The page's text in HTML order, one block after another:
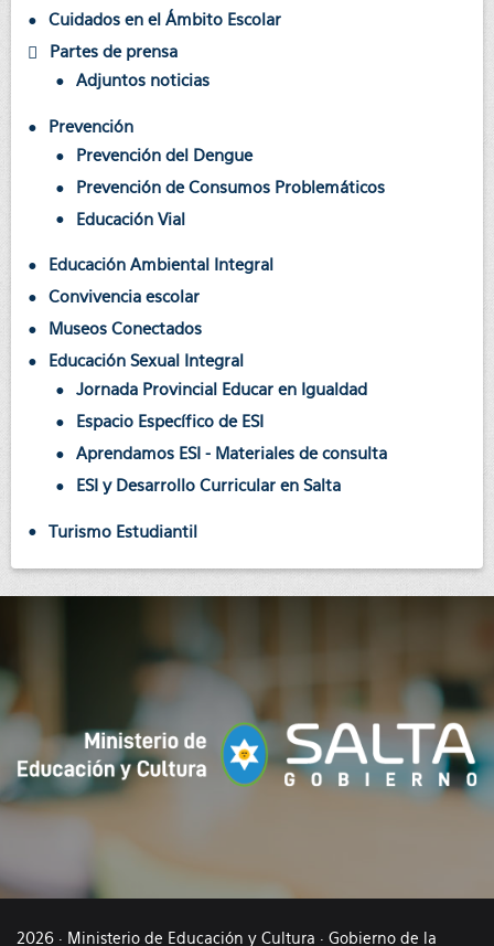
Cuidados en el Ámbito Escolar
Partes de prensa
Adjuntos noticias
Prevención
Prevención del Dengue
Prevención de Consumos Problemáticos
Educación Vial
Educación Ambiental Integral
Convivencia escolar
Museos Conectados
Educación Sexual Integral
Jornada Provincial Educar en Igualdad
Espacio Específico de ESI
Aprendamos ESI - Materiales de consulta
ESI y Desarrollo Curricular en Salta
Turismo Estudiantil
2026 · Ministerio de Educación y Cultura · Gobierno de la